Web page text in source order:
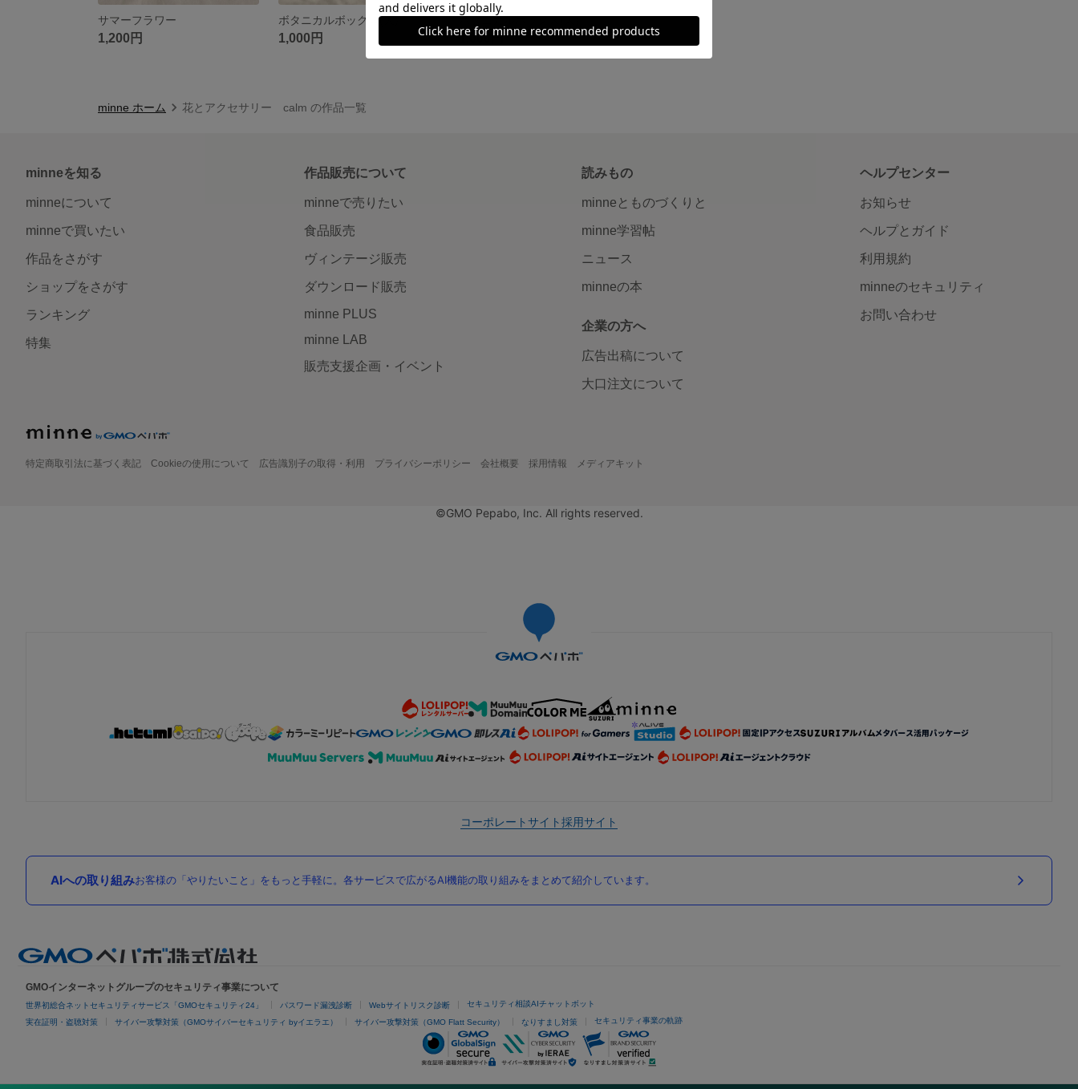
サマーフラワー
1,200円
ボタニカルボックス(大)
1,000円
ボタニカルボックス(大)
1,000円
minne ホーム 花とアクセサリー calm の作品一覧
minneを知る
minneについて
minneで買いたい
作品をさがす
ショップをさがす
ランキング
特集
作品販売について
minneで売りたい
食品販売
ヴィンテージ販売
ダウンロード販売
minne PLUS
minne LAB
販売支援企画・イベント
読みもの
minneとものづくりと
minne学習帖
ニュース
minneの本
企業の方へ
広告出稿について
大口注文について
ヘルプセンター
お知らせ
ヘルプとガイド
利用規約
minneのセキュリティ
お問い合わせ
特定商取引法に基づく表記 Cookieの使用について 広告識別子の取得・利用 プライバシーポリシー 会社概要 採用情報 メディアキット
©GMO Pepabo, Inc. All rights reserved.
コーポレートサイト採用サイト
AIへの取り組みお客様の「やりたいこと」をもっと手軽に。各サービスで広がるAI機能の取り組みをまとめて紹介しています。
GMOインターネットグループのセキュリティ事業について
世界初総合ネットセキュリティサービス「GMOセキュリティ24」 パスワード漏洩診断 Webサイトリスク診断 セキュリティ相談AIチャットボット
実在証明・盗聴対策 サイバー攻撃対策（GMOサイバーセキュリティ byイエラエ） サイバー攻撃対策（GMO Flatt Security） なりすまし対策 セキュリティ事業の軌跡